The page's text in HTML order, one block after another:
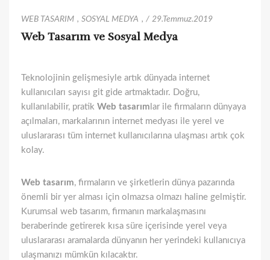
WEB TASARIM , SOSYAL MEDYA , 29.Temmuz.2019
Web Tasarım ve Sosyal Medya
Teknolojinin gelişmesiyle artık dünyada internet
kullanıcıları sayısı git gide artmaktadır. Doğru,
kullanılabilir, pratik Web tasarım lar ile firmaların dünyaya
açılmaları, markalarının internet medyası ile yerel ve
uluslararası tüm internet kullanıcılarına ulaşması artık çok
kolay.
Web tasarım, firmaların ve şirketlerin dünya pazarında
önemli bir yer alması için olmazsa olmazı haline gelmiştir.
Kurumsal web tasarım, firmanın markalaşmasını
beraberinde getirerek kısa süre içerisinde yerel veya
uluslararası aramalarda dünyanın her yerindeki kullanıcıya
ulaşmanızı mümkün kılacaktır.